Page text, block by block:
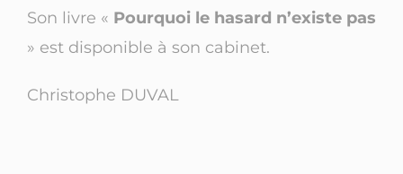
Son livre « Pourquoi le hasard n’existe pas
» est disponible à son cabinet.
Christophe DUVAL